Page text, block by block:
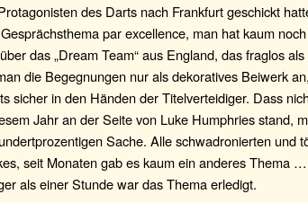
des Darts nach Frankfurt geschickt
par excellence, man hat kaum
das „Dream Team“ aus England, das fraglos als
die Begegnungen nur als dekoratives Beiwerk
sicher in den Händen der Titelverteidiger. Dass
Jahr an der Seite von Luke Humphries stand,
Sache. Alle schwadronierten und
seit Monaten gab es kaum ein anderes Thema
als einer Stunde war das Thema erledigt.